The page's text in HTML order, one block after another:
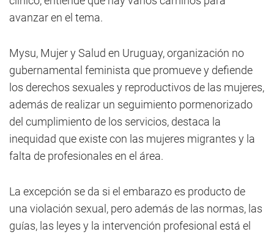
avanzar en el tema.
Mysu, Mujer y Salud en Uruguay, organización no
gubernamental feminista que promueve y defiende
los derechos sexuales y reproductivos de las mujeres,
además de realizar un seguimiento pormenorizado
del cumplimiento de los servicios, destaca la
inequidad que existe con las mujeres migrantes y la
falta de profesionales en el área.
La excepción se da si el embarazo es producto de
una violación sexual, pero además de las normas, las
guías, las leyes y la intervención profesional está el